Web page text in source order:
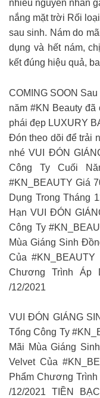
nhiều nguyên nhân
nắng mặt trời Rối
sau sinh. Nám do
dụng và hết nám,
kết đúng hiệu quả,
COMING SOON
năm #KN Beauty
phái đẹp LUXURY
Đón theo dõi để trải
nhé VUI ĐÓN
Công Ty Cuối
#KN_BEAUTY Giá
Dụng Trong Tháng
Hạn VUI ĐÓN
Công Ty
Mùa Giáng Sinh
Của
Chương Trình Áp
/12/2021
VUI ĐÓN GIÁNG
Tổng Công Ty
Mãi Mùa Giáng
Velvet Của
Phẩm Chương
/12/2021 TIỀN